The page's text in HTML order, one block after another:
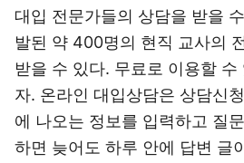
대입 전문가들의 상담을 받을
발된 약 400명의 현직 교사의
받을 수 있다. 무료로 이용할 수
자. 온라인 대입상담은 상담신
에 나오는 정보를 입력하고 질
하면 늦어도 하루 안에 답변 글